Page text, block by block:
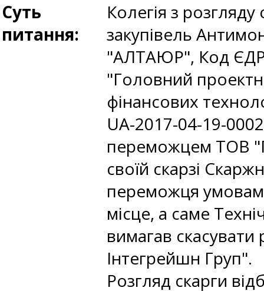
Суть
питання:
Колегія з
закупівель
"АЛТАЮР", Код
"Головний
фінансових
UA-2017-04-19-
переможцем ТОВ
своїй скарзі
переможця умовам
місце, а саме
вимагав
Інтегрейшн Груп".
Розгляд скарги